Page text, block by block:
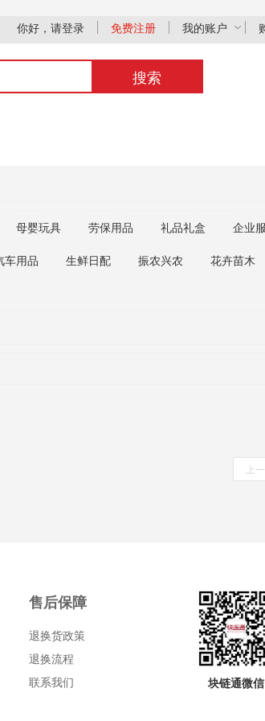
你好，请登录 免费注册 我的账户
搜索
母婴玩具 劳保用品 礼品礼盒 企业
车用品 生鲜日配 振农兴农 花卉苗木
上
售后保障
退换货政策
退换流程
联系我们
块链通微信